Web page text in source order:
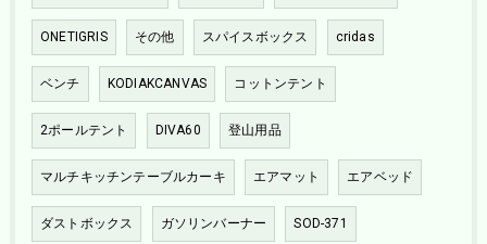
ONETIGRIS その他 スパイスボックス cridas
ベンチ KODIAKCANVAS コットンテント
2ポールテント DIVA60 登山用品
マルチキッチンテーブルカーキ エアマット エアベッド
ダストボックス ガソリンバーナー SOD-371